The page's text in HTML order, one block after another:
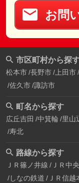
お問
市区町村から探
松本市 長野市 上田市
佐久市 諏訪市
町名から探す
広丘吉田 中箕輪 里山
寿北
路線から探す
ＪＲ篠ノ井線 ＪＲ中
しなの鉄道 ＪＲ信越